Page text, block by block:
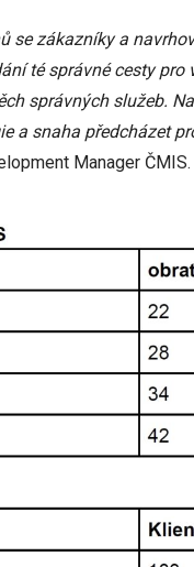
se zákazníky a
té správné cesty
správných služeb.
a snaha předcházet
Manager ČMIS.